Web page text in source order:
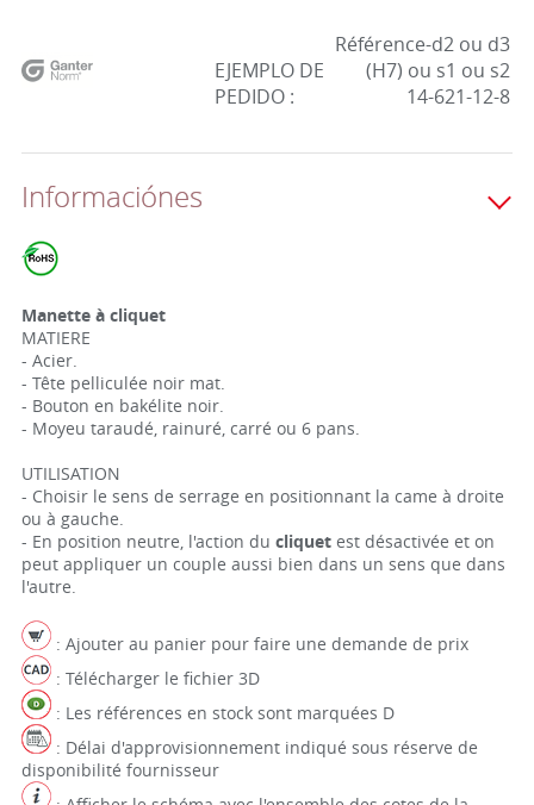
EJEMPLO DE
PEDIDO :
Référence-d2 ou d3
(H7) ou s1 ou s2
14-621-12-8
Informaciónes
Manette à cliquet
MATIERE
- Acier.
- Tête pelliculée noir mat.
- Bouton en bakélite noir.
- Moyeu taraudé, rainuré, carré ou 6 pans.
UTILISATION
- Choisir le sens de serrage en positionnant la came à droite
ou à gauche.
- En position neutre, l'action du cliquetest désactivée et on
peut appliquer un couple aussi bien dans un sens que dans
l'autre.
: Ajouter au panier pour faire une demande de prix
: Télécharger le fichier 3D
: Les références en stock sont marquées D
: Délai d'approvisionnement indiqué sous réserve de
disponibilité fournisseur